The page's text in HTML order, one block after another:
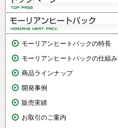
モーリアンヒートパックの特長
モーリアンヒートパックの仕組み
商品ラインナップ
開発事例
販売実績
お取引のご案内